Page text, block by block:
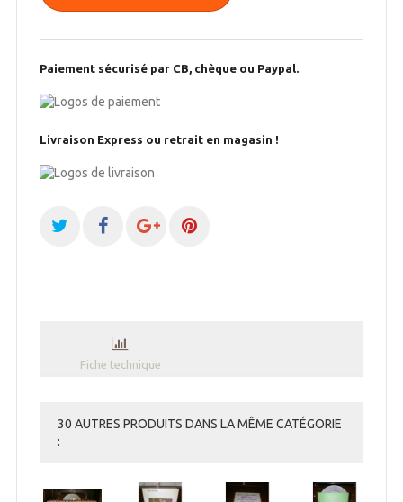
Paiement sécurisé par CB, chèque ou Paypal.
Livraison Express ou retrait en magasin !
Fiche technique
30 AUTRES PRODUITS DANS LA MÊME CATÉGORIE
: